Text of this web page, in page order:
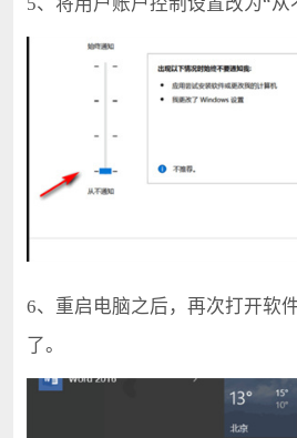
6、重启电脑之后，再次打开软
了。